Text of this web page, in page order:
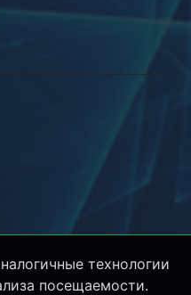
Юг» г.Краснодар. Все
технологии
посещаемости.